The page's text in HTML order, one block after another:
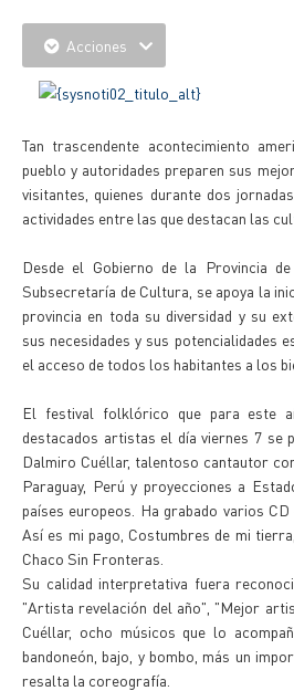
Acciones
Tan trascendente acontecimiento
pueblo y autoridades preparen sus
visitantes, quienes durante dos
actividades entre las que destacan las
Desde el Gobierno de la Provincia
Subsecretaría de Cultura, se apoya la
provincia en toda su diversidad y su
sus necesidades y sus potencialidades
el acceso de todos los habitantes a los
El festival folklórico que para este
destacados artistas el día viernes 7 se
Dalmiro Cuéllar, talentoso cantautor
Paraguay, Perú y proyecciones a
países europeos. Ha grabado varios
Así es mi pago, Costumbres de mi
Chaco Sin Fronteras.
Su calidad interpretativa fuera
"Artista revelación del año", "Mejor
Cuéllar, ocho músicos que lo
bandoneón, bajo, y bombo, más un
resalta la coreografía.